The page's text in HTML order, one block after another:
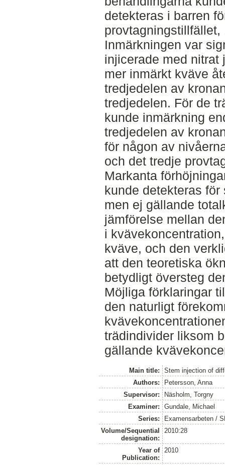
detekteras i barren
Inmärkningen var
injicerade med nitrat
mer inmärkt kväve
tredjedelen av
tredjedelen. För de
kunde inmärkning
tredjedelen av
för någon av
och det tredje
Markanta
kunde detekteras
men ej gällande
jämförelse mellan
i
kväve, och den
att den teoretiska
betydligt översteg
Möjliga förklaringar
den naturligt
trädindivider liksom
gällande
Main title:
Stem injection of
Authors:
Petersson, Anna
Supervisor:
Näsholm, Torgny
Examiner:
Gundale, Michael
Series:
Examensarbeten /
Volume/Sequential
designation:
2010:28
Year of
Publication:
2010